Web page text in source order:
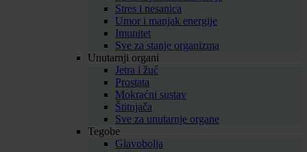
Stres i nesanica
Umor i manjak energije
Imunitet
Sve za stanje organizma
Unutarnji organi
Jetra i žuć
Prostata
Mokraćni sustav
Štitnjača
Sve za unutarnje organe
Tegobe
Glavobolja